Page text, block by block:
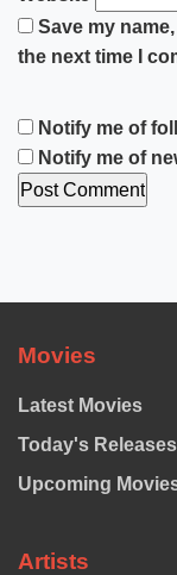
Save my
the next time I
Notify me of
Notify me of
Movies
Latest Movies
Today's Releases
Upcoming
Artists